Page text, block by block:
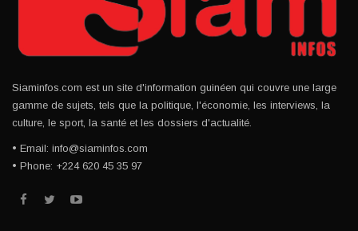
Siaminfos.com est un site d'information guinéen qui couvre une large
gamme de sujets, tels que la politique, l'économie, les interviews, la
culture, le sport, la santé et les dossiers d'actualité.
• Email: info@siaminfos.com
• Phone: +224 620 45 35 97